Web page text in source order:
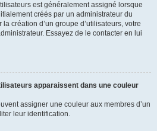
est généralement assigné lorsque
créés par un administrateur du
création d’un groupe d’utilisateurs, votre
Essayez de le contacter en lui
apparaissent dans une couleur
assigner une couleur aux membres d’un
leur identification.